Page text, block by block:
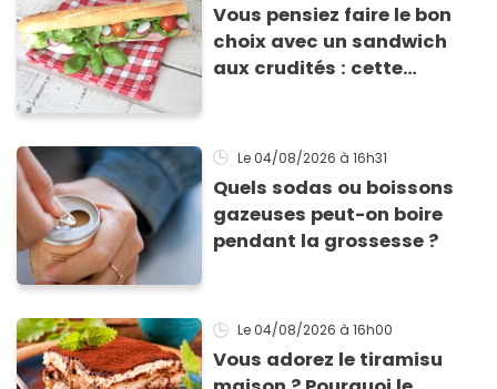
Vous pensiez faire le bon
choix avec un sandwich
aux crudités : cette
Le 04/08/2026 à 16h31
Quels sodas ou boissons
gazeuses peut-on boire
pendant la grossesse ?
Le 04/08/2026 à 16h00
Vous adorez le tiramisu